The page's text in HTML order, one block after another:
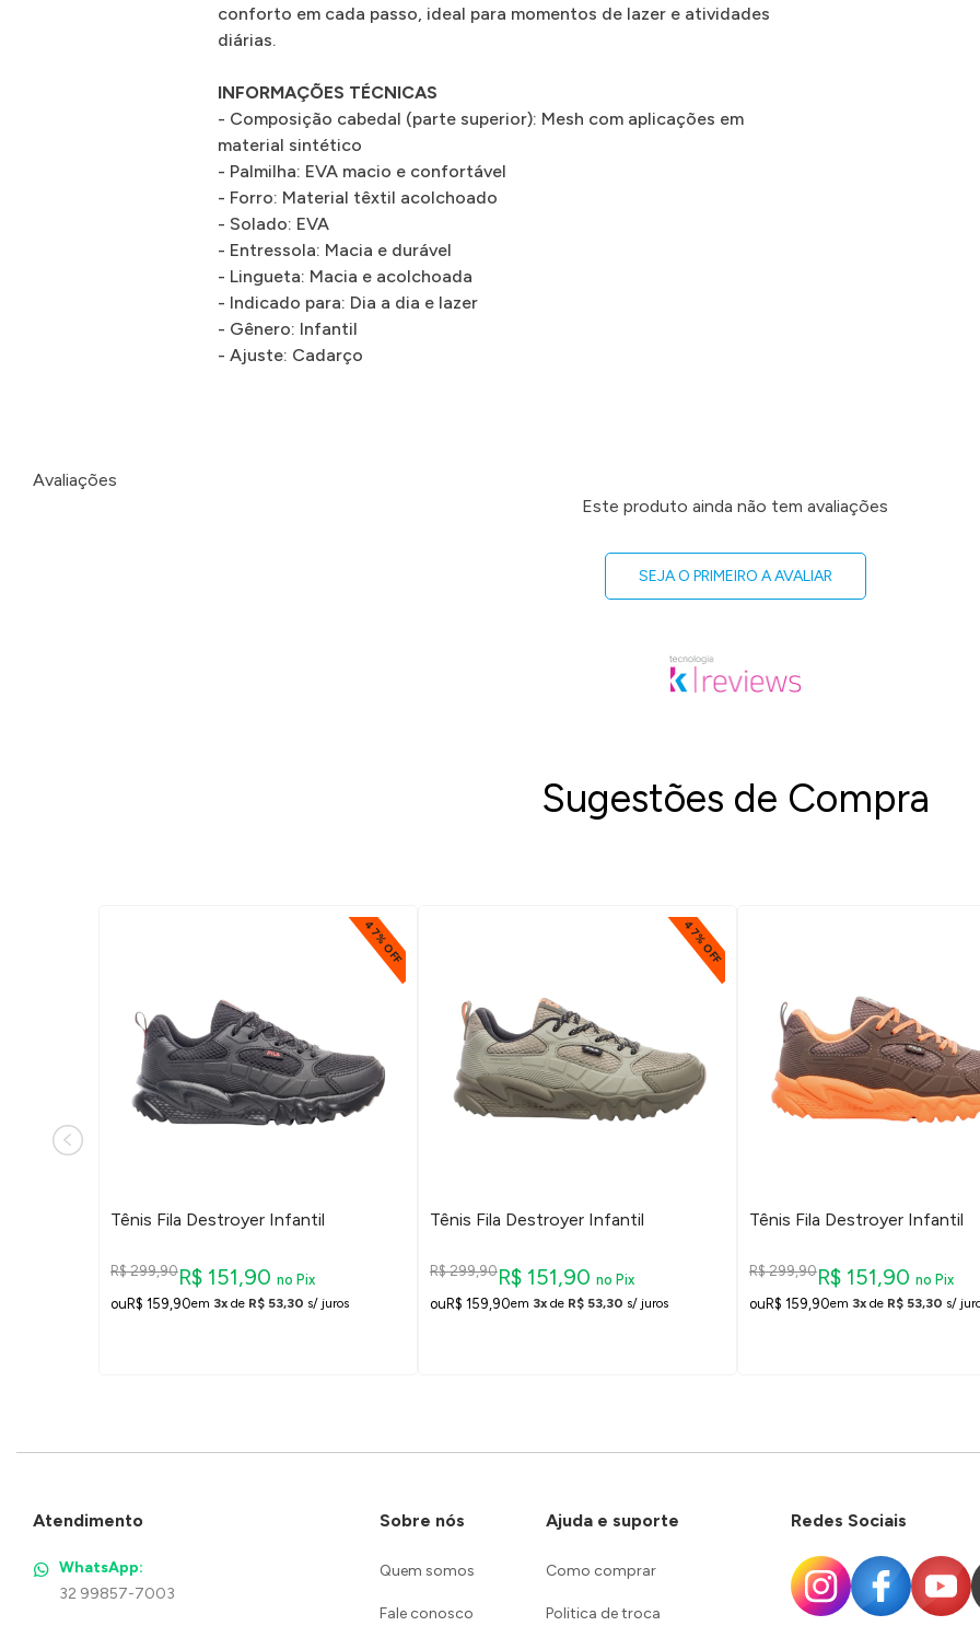
conforto em cada passo, ideal para momentos de lazer e atividades
diárias.
INFORMAÇÕES TÉCNICAS
- Composição cabedal (parte superior): Mesh com aplicações em
material sintético
- Palmilha: EVA macio e confortável
- Forro: Material têxtil acolchoado
- Solado: EVA
- Entressola: Macia e durável
- Lingueta: Macia e acolchoada
- Indicado para: Dia a dia e lazer
- Gênero: Infantil
- Ajuste: Cadarço
Avaliações
Este produto ainda não tem avaliações
SEJA O PRIMEIRO A AVALIAR
Sugestões de Compra
47% OFF
Tênis Fila Destroyer Infantil
R$ 299,90R$ 151,90 no Pix
R$ 159,90em 3xde R$ 53,30 s/ juros
47% OFF
Tênis Fila Destroyer Infantil
R$ 299,90R$ 151,90 no Pix
R$ 159,90em 3xde R$ 53,30 s/ juros
Tênis Fila Destroyer Infantil
R$ 299,90R$ 151,90 no Pix
R$ 159,90em 3xde R$ 53,30 s/
Atendimento
WhatsApp:
32 99857-7003
Sobre nós
Quem somos
Fale conosco
Ajuda e suporte
Como comprar
Politica de troca
Redes Sociais